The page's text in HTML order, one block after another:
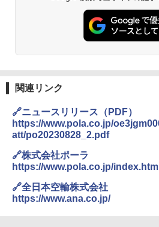
￥2,980
DEWEL パラソル
￥6,459
ポインターライ
可能 安全ロック
ンパクト多機能
ア/オフィス/教育
￥1,180
関連リンク
🔗ニュースリリース（PDF）
https://www.pola.co.jp/
att/po20230828_2.pdf
🔗株式会社ポーラ
https://www.pola.co.jp/index.html
🔗全日本空輸株式会社
https://www.ana.co.jp/